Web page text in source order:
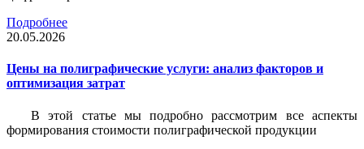
Подробнее
20.05.2026
Цены на полиграфические услуги: анализ факторов и
оптимизация затрат
В этой статье мы подробно рассмотрим все аспекты
формирования стоимости полиграфической продукции